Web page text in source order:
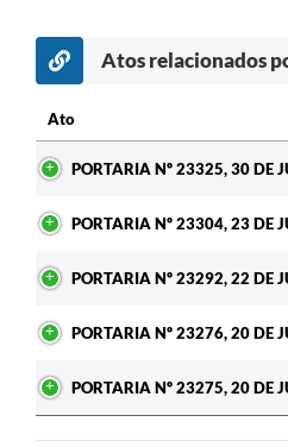
Atos relacionados
Ato
PORTARIA Nº 23325, 30 DE
PORTARIA Nº 23304, 23 DE
PORTARIA Nº 23292, 22 DE
PORTARIA Nº 23276, 20 DE
PORTARIA Nº 23275, 20 DE